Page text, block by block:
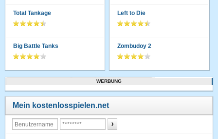
Total Tankage
Big Battle Tanks
Left to Die
Zombudoy 2
WERBUNG
Mein kostenlosspielen.net